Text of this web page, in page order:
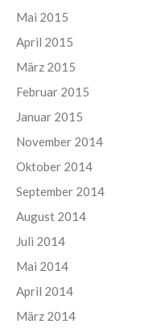
Mai 2015
April 2015
März 2015
Februar 2015
Januar 2015
November 2014
Oktober 2014
September 2014
August 2014
Juli 2014
Mai 2014
April 2014
März 2014